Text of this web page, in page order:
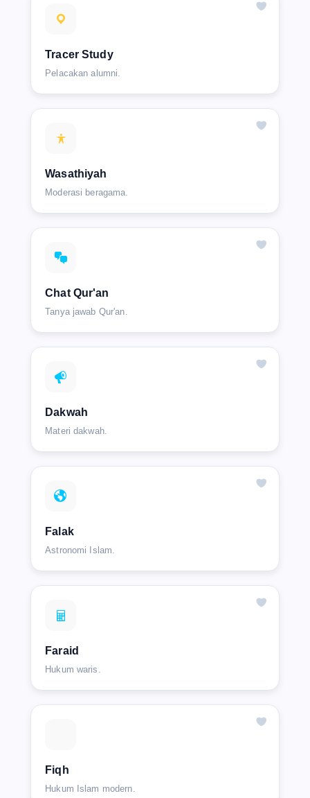
Tracer Study
Pelacakan alumni.
Wasathiyah
Moderasi beragama.
Chat Qur'an
Tanya jawab Qur'an.
Dakwah
Materi dakwah.
Falak
Astronomi Islam.
Faraid
Hukum waris.
Fiqh
Hukum Islam modern.